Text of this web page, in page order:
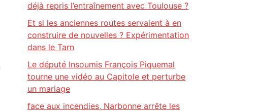
déjà repris l’entraînement avec Toulouse ?
Et si les anciennes routes servaient à en
construire de nouvelles ? Expérimentation
dans le Tarn
Le député Insoumis François Piquemal
tourne une vidéo au Capitole et perturbe
un mariage
face aux incendies, Narbonne arrête les